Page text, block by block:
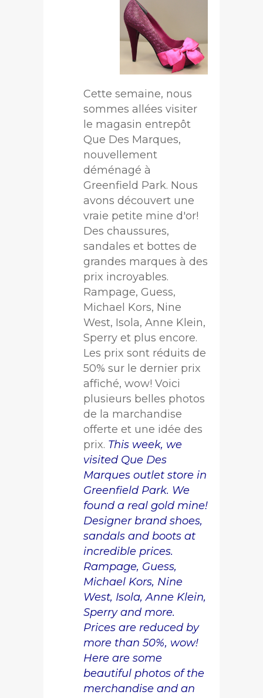
Cette semaine, nous
sommes allées visiter
le magasin entrepôt
Que Des Marques,
nouvellement
déménagé à
Greenfield Park. Nous
avons découvert une
vraie petite mine d'or!
Des chaussures,
sandales et bottes de
grandes marques à des
prix incroyables.
Rampage, Guess,
Michael Kors, Nine
West, Isola, Anne Klein,
Sperry et plus encore.
Les prix sont réduits de
50% sur le dernier prix
affiché, wow! Voici
plusieurs belles photos
de la marchandise
offerte et une idée des
prix. This week, we
visited Que Des
Marques outlet store in
Greenfield Park. We
found a real gold mine!
Designer brand shoes,
sandals and boots at
incredible prices.
Rampage, Guess,
Michael Kors, Nine
West, Isola, Anne Klein,
Sperry and more.
Prices are reduced by
more than 50%, wow!
Here are some
beautiful photos of the
merchandise and an